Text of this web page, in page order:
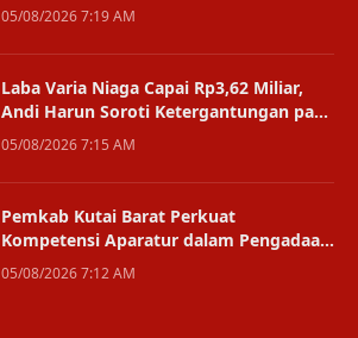
05/08/2026 7:19 AM
Laba Varia Niaga Capai Rp3,62 Miliar,
Andi Harun Soroti Ketergantungan pada
Satu Bisnis
05/08/2026 7:15 AM
Pemkab Kutai Barat Perkuat
Kompetensi Aparatur dalam Pengadaan
Digital
05/08/2026 7:12 AM